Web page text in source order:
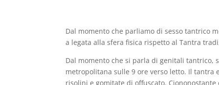
Dal momento che parliamo di sesso tantrico
a legata alla sfera fisica rispetto al Tantra
Dal momento che si parla di genitali tantrico,
metropolitana sulle 9 ore verso letto. Il tantra
risolini e gomitate di offuscato.